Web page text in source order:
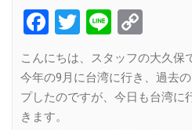
Facebook
Twitter
Line
Link
こんにちは、スタッフの大久保
今年の9月に台湾に行き、過去
プしたのですが、今日も台湾に
きます。